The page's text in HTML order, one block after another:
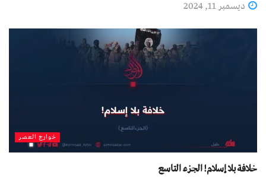
ديسمبر 11, 2024
خوارج العصر
خلافة بلا إسلام! الجزء التاسع